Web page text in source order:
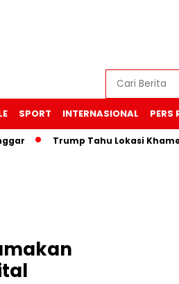
SPORT INTERNASIONAL PERS
Trump Tahu Lokasi Khamenei,